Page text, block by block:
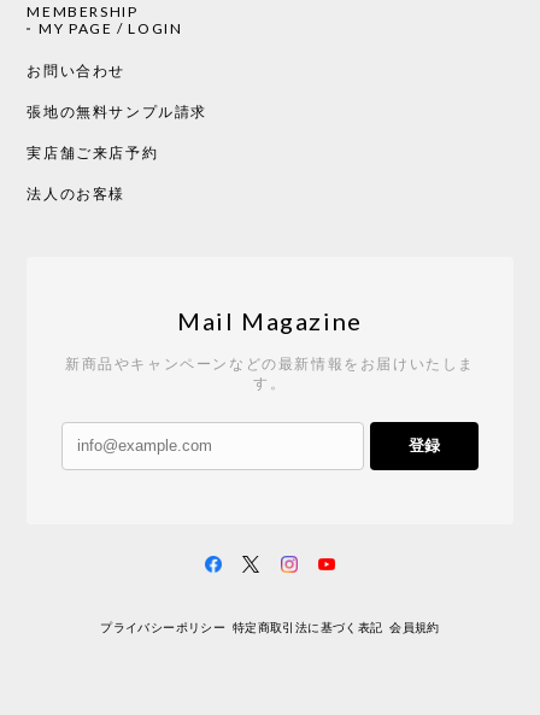
MEMBERSHIP
MY PAGE / LOGIN
お問い合わせ
張地の無料サンプル請求
実店舗ご来店予約
法人のお客様
Mail Magazine
新商品やキャンペーンなどの最新情報をお届けいたしま
す。
登録
プライバシーポリシー 特定商取引法に基づく表記 会員規約